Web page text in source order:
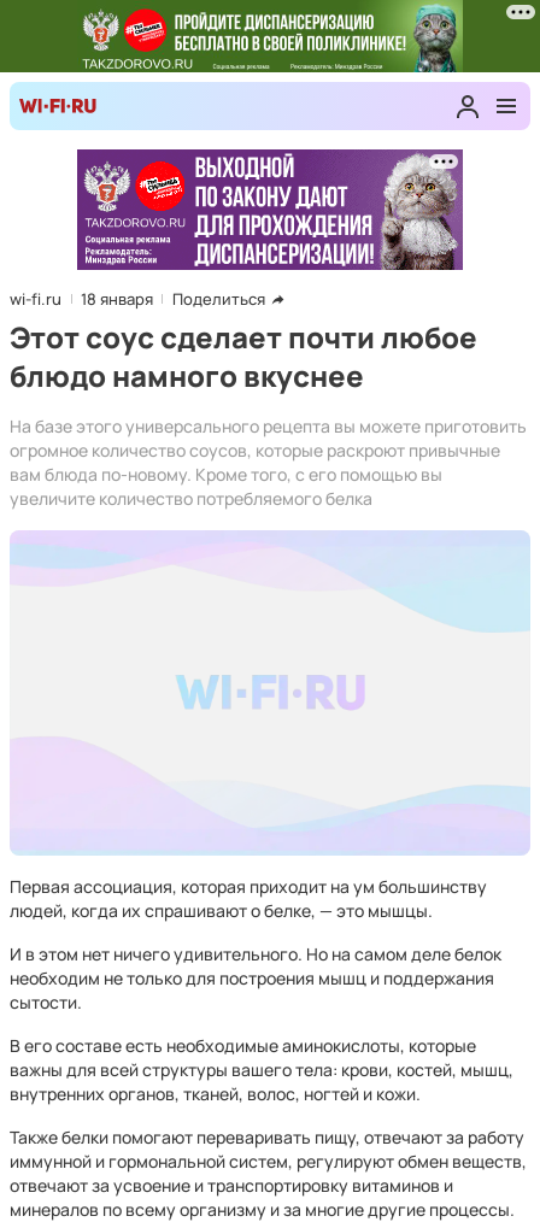
wi-fi.ru 18 января Поделиться
Этот соус сделает почти любое
блюдо намного вкуснее
На базе этого универсального рецепта вы можете приготовить
огромное количество соусов, которые раскроют привычные
вам блюда по-новому. Кроме того, с его помощью вы
увеличите количество потребляемого белка
Первая ассоциация, которая приходит на ум большинству
людей, когда их спрашивают о белке, — это мышцы.
И в этом нет ничего удивительного. Но на самом деле белок
необходим не только для построения мышц и поддержания
сытости.
В его составе есть необходимые аминокислоты, которые
важны для всей структуры вашего тела: крови, костей, мышц,
внутренних органов, тканей, волос, ногтей и кожи.
Также белки помогают переваривать пищу, отвечают за работу
иммунной и гормональной систем, регулируют обмен веществ,
отвечают за усвоение и транспортировку витаминов и
минералов по всему организму и за многие другие процессы.